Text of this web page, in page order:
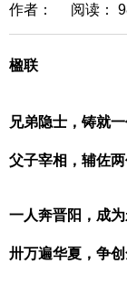
作者： 阅读
楹联
兄弟隐士，铸就一
父子宰相，辅佐两
一人奔晋阳，成为
卅万遍华夏，争创